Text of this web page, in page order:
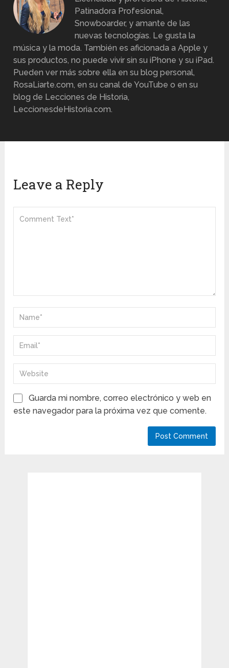
Patinadora Profesional,
Snowboarder, y amante de las
nuevas tecnologías. Le gusta la
música y la moda. También es aficionada a Apple y
sus productos, no puede vivir sin su iPhone y su iPad.
Pueden ver más sobre ella en su blog personal,
RosaLiarte.com, en su canal de YouTube o en su
blog de Lecciones de Historia,
LeccionesdeHistoria.com.
Leave a Reply
Guarda mi nombre, correo electrónico y web en
este navegador para la próxima vez que comente.